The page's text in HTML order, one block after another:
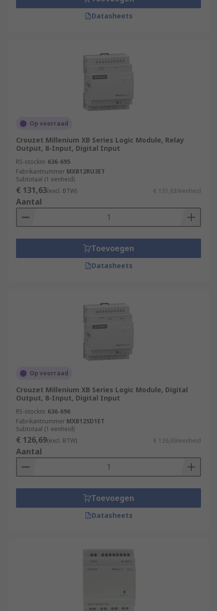
Datasheets
Op voorraad
Crouzet Millenium XB Series Logic Module, Relay
Output, 8-Input, Digital Input
RS-stocknr. 636-695
Fabrikantnummer MXB12RU3ET
Subtotaal (1 eenheid)
€ 131,63(excl. BTW) € 131,63/eenheid
Aantal
Toevoegen
Datasheets
Op voorraad
Crouzet Millenium XB Series Logic Module, Digital
Output, 8-Input, Digital Input
RS-stocknr. 636-696
Fabrikantnummer MXB12SD1ET
Subtotaal (1 eenheid)
€ 126,69(excl. BTW) € 126,69/eenheid
Aantal
Toevoegen
Datasheets